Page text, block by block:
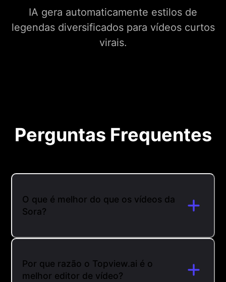
IA gera automaticamente estilos de
legendas diversificados para vídeos curtos
virais.
Perguntas Frequentes
O que é melhor do que os vídeos da
Sora?
Por que razão o Topview.ai é o
melhor editor de vídeo?